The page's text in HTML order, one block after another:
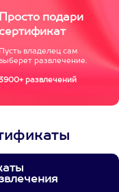
Просто подари
Пусть владелец сам
выберет развлечение.
развлечений